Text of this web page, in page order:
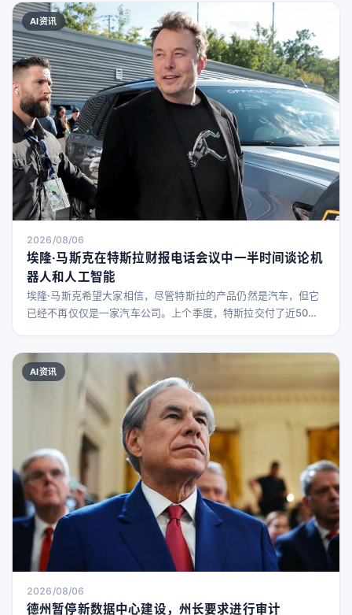
AI资讯
2026/08/06
埃隆·马斯克在特斯拉财报电话会议中一半时间谈论机
器人和人工智能
埃隆·马斯克希望大家相信，尽管特斯拉的产品仍然是汽车，但它
已经不再仅仅是一家汽车公司。上个季度，特斯拉交付了近50万
管部分AI技术应用在汽车上。无论财务数据如何显示，马斯克的
关注点正明显转向公司的AI项目，比如Optimus机器人和完全自
动驾驶的机器人出租车，而传统汽车制造的日常事务
AI资讯
2026/08/06
德州暂停新数据中心建设，州长要求进行审计